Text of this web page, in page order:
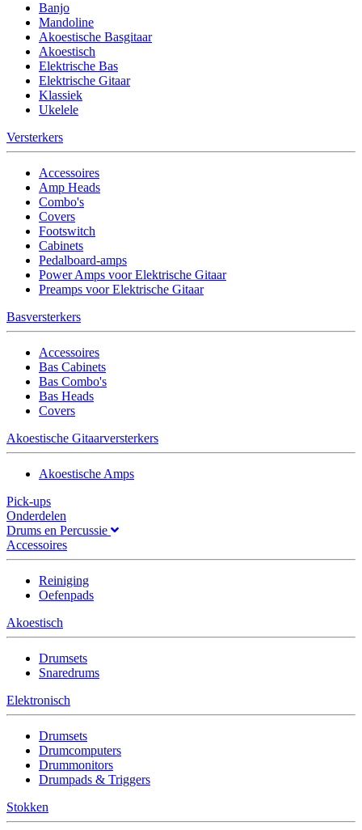
Banjo
Mandoline
Akoestische Basgitaar
Akoestisch
Elektrische Bas
Elektrische Gitaar
Klassiek
Ukelele
Versterkers
Accessoires
Amp Heads
Combo's
Covers
Footswitch
Cabinets
Pedalboard-amps
Power Amps voor Elektrische Gitaar
Preamps voor Elektrische Gitaar
Basversterkers
Accessoires
Bas Cabinets
Bas Combo's
Bas Heads
Covers
Akoestische Gitaarversterkers
Akoestische Amps
Pick-ups
Onderdelen
Drums en Percussie
Accessoires
Reiniging
Oefenpads
Akoestisch
Drumsets
Snaredrums
Elektronisch
Drumsets
Drumcomputers
Drummonitors
Drumpads & Triggers
Stokken